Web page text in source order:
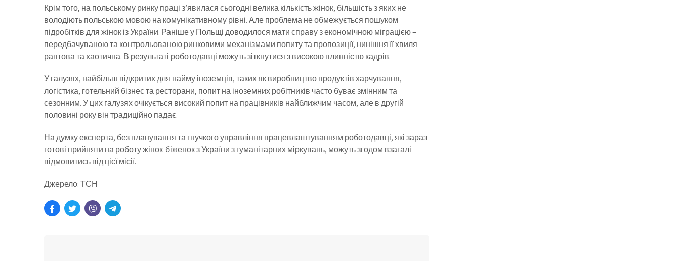
Крім того, на польському ринку праці з’явилася сьогодні велика кількість жінок, більшість з яких не
володіють польською мовою на комунікативному рівні. Але проблема не обмежується пошуком
підробітків для жінок із України. Раніше у Польщі доводилося мати справу з економічною міграцією –
передбачуваною та контрольованою ринковими механізмами попиту та пропозиції, нинішня її хвиля –
раптова та хаотична. В результаті роботодавці можуть зіткнутися з високою плинністю кадрів.
У галузях, найбільш відкритих для найму іноземців, таких як виробництво продуктів харчування,
логістика, готельний бізнес та ресторани, попит на іноземних робітників часто буває змінним та
сезонним. У цих галузях очікується високий попит на працівників найближчим часом, але в другій
половині року він традиційно падає.
На думку експерта, без планування та гнучкого управління працевлаштуванням роботодавці, які зараз
готові прийняти на роботу жінок-біженок з України з гуманітарних міркувань, можуть згодом взагалі
відмовитись від цієї місії.
Джерело: ТСН